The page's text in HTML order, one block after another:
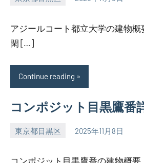
SEZIMO
アジールコート都立大学の建物概
閑 […]
Continue reading
コンポジット目黒鷹番
東京都目黒区 2025年11月8日
SEZIMO
コンポジット目黒鷹番の建物概要